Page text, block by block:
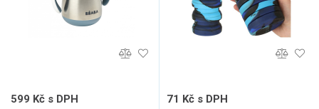
599 Kč s DPH 71 Kč s DPH